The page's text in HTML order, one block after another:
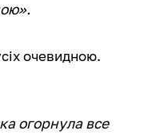
очевидною.
огорнула все